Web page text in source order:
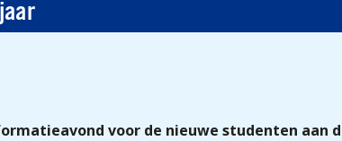
voor de nieuwe studenten aan